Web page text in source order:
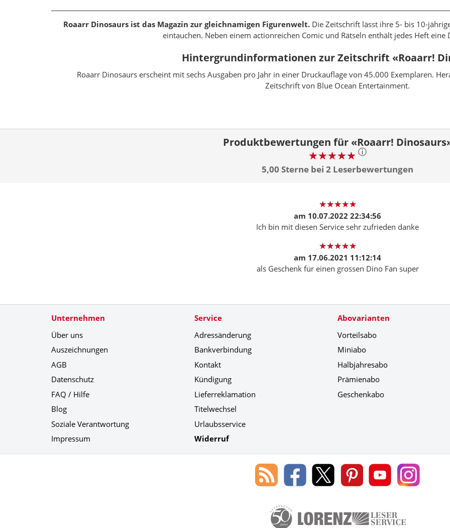
Roaarr Dinosaurs ist das Magazin zur gleichnamigen Figurenwelt. Die Zeitschrift lässt ihre 5- bis 10-
eintauchen. Neben einem actionreichen Comic und Rätseln enthält jedes Heft eine
Hintergrundinformationen zur Zeitschrift «Roaarr!
Roaarr Dinosaurs erscheint mit sechs Ausgaben pro Jahr in einer Druckauflage von 45.000 Exemplaren.
Zeitschrift von Blue Ocean Entertainment.
Produktbewertungen für «Roaarr!
ⓘ
5,00 Sterne bei 2 Leserbewertungen
am 10.07.2022 22:34:56
Ich bin mit diesen Service sehr zufrieden danke
am 17.06.2021 11:12:14
als Geschenk für einen grossen Dino Fan super
Unternehmen
Über uns
Auszeichnungen
AGB
Datenschutz
FAQ / Hilfe
Blog
Soziale Verantwortung
Impressum
Service
Adressänderung
Bankverbindung
Kontakt
Kündigung
Lieferreklamation
Titelwechsel
Urlaubsservice
Widerruf
Abovarianten
Vorteilsabo
Miniabo
Halbjahresabo
Prämienabo
Geschenkabo
Blog
des
Lorenz
Leserservice
Lorenz
Leserservice
Lorenz
Leserservice
Lorenz
Leserservice
Lorenz